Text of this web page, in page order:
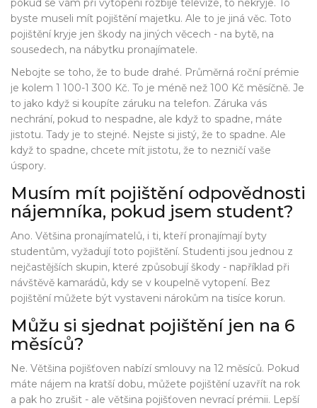
pokud se vám při vytopení rozbije televize, to nekryje. To
byste museli mít pojištění majetku. Ale to je jiná věc. Toto
pojištění kryje jen škody na jiných věcech - na bytě, na
sousedech, na nábytku pronajímatele.
Nebojte se toho, že to bude drahé. Průměrná roční prémie
je kolem 1 100-1 300 Kč. To je méně než 100 Kč měsíčně. Je
to jako když si koupíte záruku na telefon. Záruka vás
nechrání, pokud to nespadne, ale když to spadne, máte
jistotu. Tady je to stejné. Nejste si jistý, že to spadne. Ale
když to spadne, chcete mít jistotu, že to nezničí vaše
úspory.
Musím mít pojištění odpovědnosti
nájemníka, pokud jsem student?
Ano. Většina pronajímatelů, i ti, kteří pronajímají byty
studentům, vyžadují toto pojištění. Studenti jsou jednou z
nejčastějších skupin, které způsobují škody - například při
návštěvě kamarádů, kdy se v koupelně vytopení. Bez
pojištění můžete být vystaveni nárokům na tisíce korun.
Můžu si sjednat pojištění jen na 6
měsíců?
Ne. Většina pojišťoven nabízí smlouvy na 12 měsíců. Pokud
máte nájem na kratší dobu, můžete pojištění uzavřít na rok
a pak ho zrušit - ale většina pojišťoven nevrací prémii. Lepší